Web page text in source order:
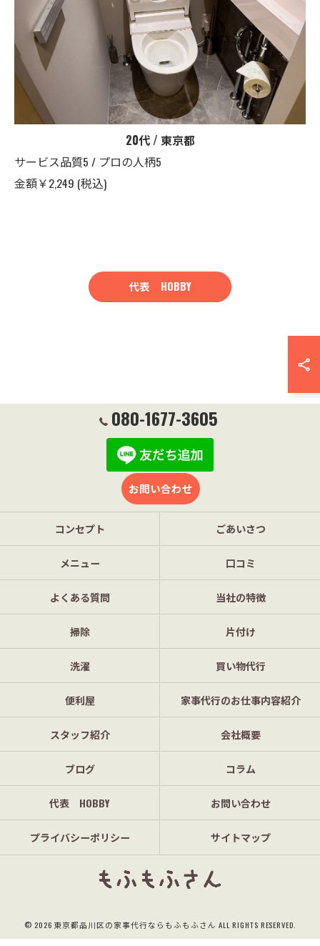
20代 / 東京都
サービス品質5 / プロの人柄5
金額￥2,249 (税込)
代表 HOBBY
080-1677-3605
お問い合わせ
コンセプト ごあいさつ
メニュー 口コミ
よくある質問 当社の特徴
掃除 片付け
洗濯 買い物代行
便利屋 家事代行のお仕事内容紹介
スタッフ紹介 会社概要
ブログ コラム
代表 HOBBY お問い合わせ
プライバシーポリシー サイトマップ
© 2026 東京都品川区の家事代行ならもふもふさん ALL RIGHTS RESERVED.